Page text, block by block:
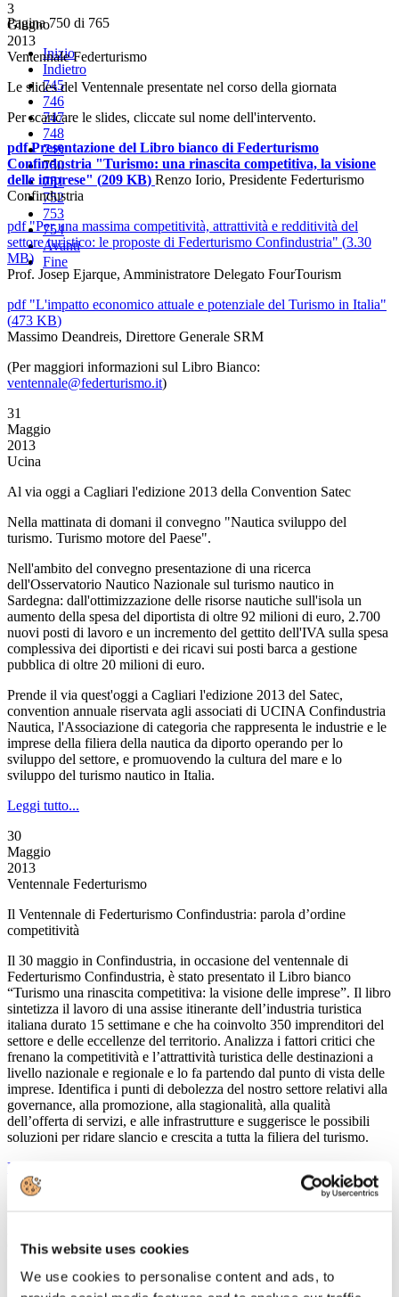
This website uses cookies
We use cookies to personalise content and ads, to
3
Giugno
2013
Ventennale Federturismo
Le slides del Ventennale presentate nel corso della giornata
Per scaricare le slides, cliccate sul nome dell'intervento.
pdfPresentazione del Libro bianco di Federturismo
Confindustria "Turismo: una rinascita competitiva, la visione
delle imprese" (209 KB) Renzo Iorio, Presidente Federturismo
Confindustria
pdf"Per una massima competitività, attrattività e redditività del
settore turistico: le proposte di Federturismo Confindustria" (3.30
MB)
Prof. Josep Ejarque, Amministratore Delegato FourTourism
pdf"L'impatto economico attuale e potenziale del Turismo in Italia"
(473 KB)
Massimo Deandreis, Direttore Generale SRM
(Per maggiori informazioni sul Libro Bianco:
ventennale@federturismo.it)
31
Maggio
2013
Ucina
Al via oggi a Cagliari l'edizione 2013 della Convention Satec
Nella mattinata di domani il convegno "Nautica sviluppo del
turismo. Turismo motore del Paese".
Nell'ambito del convegno presentazione di una ricerca
dell'Osservatorio Nautico Nazionale sul turismo nautico in
Sardegna: dall'ottimizzazione delle risorse nautiche sull'isola un
aumento della spesa del diportista di oltre 92 milioni di euro, 2.700
nuovi posti di lavoro e un incremento del gettito dell'IVA sulla spesa
complessiva dei diportisti e dei ricavi sui posti barca a gestione
pubblica di oltre 20 milioni di euro.
Prende il via quest'oggi a Cagliari l'edizione 2013 del Satec,
convention annuale riservata agli associati di UCINA Confindustria
Nautica, l'Associazione di categoria che rappresenta le industrie e le
imprese della filiera della nautica da diporto operando per lo
sviluppo del settore, e promuovendo la cultura del mare e lo
sviluppo del turismo nautico in Italia.
Leggi tutto...
30
Maggio
2013
Ventennale Federturismo
Il Ventennale di Federturismo Confindustria: parola d’ordine
competitività
Il 30 maggio in Confindustria, in occasione del ventennale di
Federturismo Confindustria, è stato presentato il Libro bianco
“Turismo una rinascita competitiva: la visione delle imprese”. Il libro
sintetizza il lavoro di una assise itinerante dell’industria turistica
italiana durato 15 settimane e che ha coinvolto 350 imprenditori del
settore e delle eccellenze del territorio. Analizza i fattori critici che
frenano la competitività e l’attrattività turistica delle destinazioni a
livello nazionale e regionale e lo fa partendo dal punto di vista delle
imprese. Identifica i punti di debolezza del nostro settore relativi alla
governance, alla promozione, alla stagionalità, alla qualità
dell’offerta di servizi, e alle infrastrutture e suggerisce le possibili
soluzioni per ridare slancio e crescita a tutta la filiera del turismo.
Leggi tutto...
Confindustria Nord Sardegna
Seminario sul turismo
Pagina 750 di 765
Inizio
Indietro
745
746
747
748
749
750
751
752
753
754
Avanti
Fine